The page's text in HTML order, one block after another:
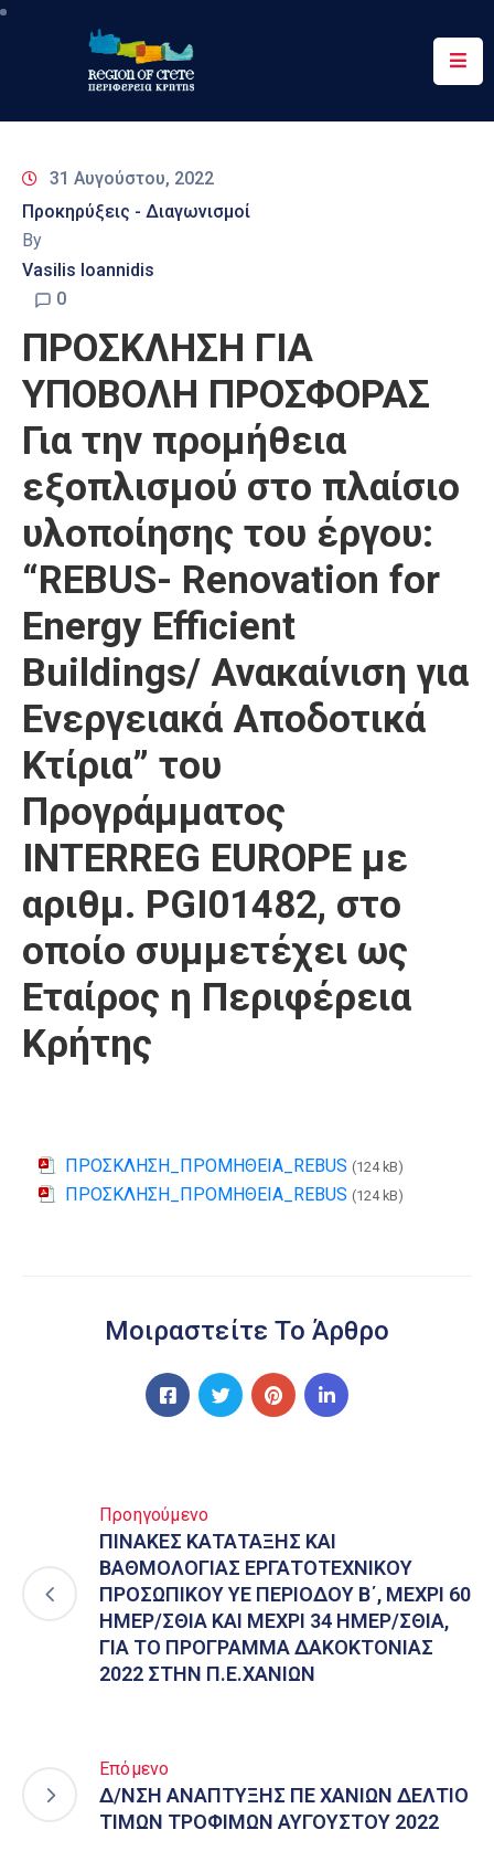
Περιφέρεια
&
Δράσεις
Ψηφιακές
Επικοινωνία
31 Αυγούστου, 2022
Προκηρύξεις - Διαγωνισμοί
By
Vasilis Ioannidis
0
ΠΡΟΣΚΛΗΣΗ ΓΙΑ
ΥΠΟΒΟΛΗ ΠΡΟΣΦΟΡΑΣ
Για την προμήθεια
εξοπλισμού στο πλαίσιο
υλοποίησης του έργου:
“REBUS- Renovation for
Energy Efficient
Buildings/ Ανακαίνιση για
Ενεργειακά Αποδοτικά
Κτίρια” του
Προγράμματος
INTERREG EUROPE με
αριθμ. PGI01482, στο
οποίο συμμετέχει ως
Εταίρος η Περιφέρεια
Κρήτης
ΠΡΟΣΚΛΗΣΗ_ΠΡΟΜΗΘΕΙΑ_REBUS (124 kB)
ΠΡΟΣΚΛΗΣΗ_ΠΡΟΜΗΘΕΙΑ_REBUS (124 kB)
Μοιραστείτε Το Άρθρο
Προηγούμενο
ΠΙΝΑΚΕΣ ΚΑΤΑΤΑΞΗΣ ΚΑΙ
ΒΑΘΜΟΛΟΓΙΑΣ ΕΡΓΑΤΟΤΕΧΝΙΚΟΥ
ΠΡΟΣΩΠΙΚΟΥ ΥΕ ΠΕΡΙΟΔΟΥ Β΄, ΜΕΧΡΙ 60
ΗΜΕΡ/ΣΘΙΑ ΚΑΙ ΜΕΧΡΙ 34 ΗΜΕΡ/ΣΘΙΑ,
ΓΙΑ ΤΟ ΠΡΟΓΡΑΜΜΑ ΔΑΚΟΚΤΟΝΙΑΣ
2022 ΣΤΗΝ Π.Ε.ΧΑΝΙΩΝ
Επόμενο
Δ/ΝΣΗ ΑΝΑΠΤΥΞΗΣ ΠΕ ΧΑΝΙΩΝ ΔΕΛΤΙΟ
ΤΙΜΩΝ ΤΡΟΦΙΜΩΝ ΑΥΓΟΥΣΤΟΥ 2022